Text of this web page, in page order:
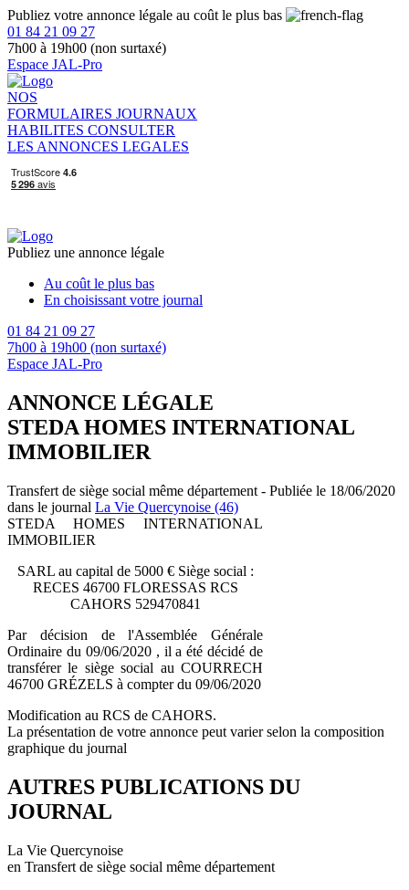
Publiez votre annonce légale au coût le plus bas
01 84 21 09 27
7h00 à 19h00 (non surtaxé)
Espace JAL-Pro
NOS
FORMULAIRES JOURNAUX
HABILITES CONSULTER
LES ANNONCES LEGALES
Publiez une annonce légale
Au coût le plus bas
En choisissant votre journal
01 84 21 09 27
7h00 à 19h00 (non surtaxé)
Espace JAL-Pro
ANNONCE LÉGALE
STEDA HOMES INTERNATIONAL
IMMOBILIER
Transfert de siège social même département - Publiée le 18/06/2020
dans le journal La Vie Quercynoise (46)
STEDA HOMES INTERNATIONAL
IMMOBILIER
SARL au capital de 5000 € Siège social :
RECES 46700 FLORESSAS RCS
CAHORS 529470841
Par décision de l'Assemblée Générale
Ordinaire du 09/06/2020 , il a été décidé de
transférer le siège social au COURRECH
46700 GRÉZELS à compter du 09/06/2020
Modification au RCS de CAHORS.
La présentation de votre annonce peut varier selon la composition
graphique du journal
AUTRES PUBLICATIONS DU
JOURNAL
La Vie Quercynoise
en Transfert de siège social même département